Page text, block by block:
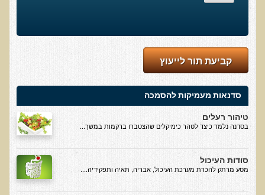
מהי רפואה פונקציונאלית
מיתוס הדיאטה
הרפואה הפונקציונאלית מול הרפואה הממסדית
גנטיקה ותזונה - מה משפיע על מה?
בדיקות מעבדה לרגישות לגלוטן
איך ומדוע נוצרו נגעי העור שלנו?
קליניקות עור להסרת נגעי עור
קביעת תור לייעוץ
סדנאות מעמיקות להסמכה
טיהור רעלים
בסדנה נלמד כיצד לטהר כימיקלים שהצטברו ברקמות במשך...
סודות העיכול
מסע מרתק להכרת מערכת העיכול, אבריה, תאיה ותפקידיה....